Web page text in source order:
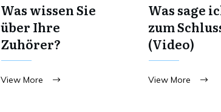
Was wissen Sie
über Ihre
Zuhörer?
View More
Was sage
zum
(Video)
View More